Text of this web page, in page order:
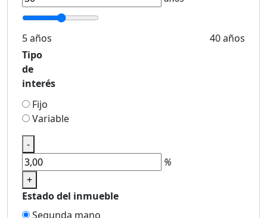
5 años
40 años
Tipo
de
interés
Fijo
Variable
-
%
+
Estado del inmueble
Segunda mano